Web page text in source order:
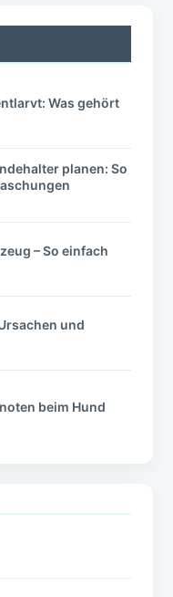
Was gehört
planen: So
– So einfach
und
beim Hund